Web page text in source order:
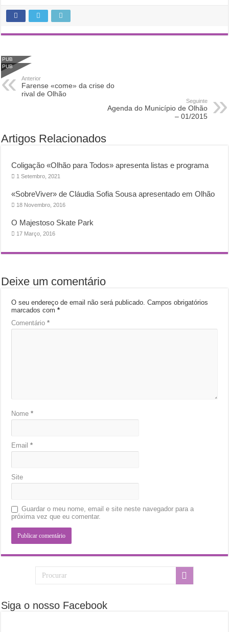
PUB
PUB
Anterior
Farense «come» da crise do
rival de Olhão
Seguinte
Agenda do Município de Olhão
– 01/2015
Artigos Relacionados
Coligação «Olhão para Todos» apresenta listas e programa
1 Setembro, 2021
«SobreViver» de Cláudia Sofia Sousa apresentado em Olhão
18 Novembro, 2016
O Majestoso Skate Park
17 Março, 2016
Deixe um comentário
O seu endereço de email não será publicado. Campos obrigatórios
marcados com*
Comentário*
Nome*
Email*
Site
Guardar o meu nome, email e site neste navegador para a
próxima vez que eu comentar.
Siga o nosso Facebook